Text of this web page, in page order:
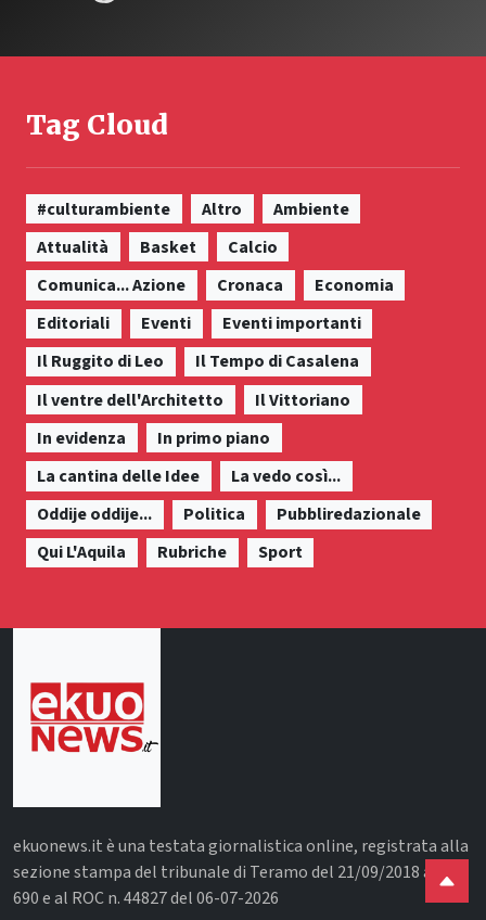
Tag Cloud
#culturambiente Altro
Ambiente
Attualità
Basket
Calcio
Comunica... Azione
Cronaca
Economia
Editoriali
Eventi
Eventi importanti
Il Ruggito di Leo
Il Tempo di Casalena
Il ventre dell'Architetto
Il Vittoriano
In evidenza
In primo piano
La cantina delle Idee
La vedo così...
Oddije oddije...
Politica
Pubbliredazionale
Qui L'Aquila
Rubriche Sport
ekuonews.it è una testata giornalistica online, registrata alla
sezione stampa del tribunale di Teramo del 21/09/2018 al n.
690 e al ROC n. 44827 del 06-07-2026